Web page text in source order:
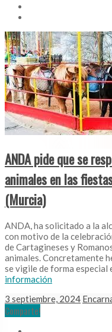
ANDA pide que se
animales en las
(Murcia)
ANDA, ha solicitado a la
con motivo de la
de Cartagineses y
animales. Concretamente
se vigile de forma
información
3 septiembre, 2024
Comparte!